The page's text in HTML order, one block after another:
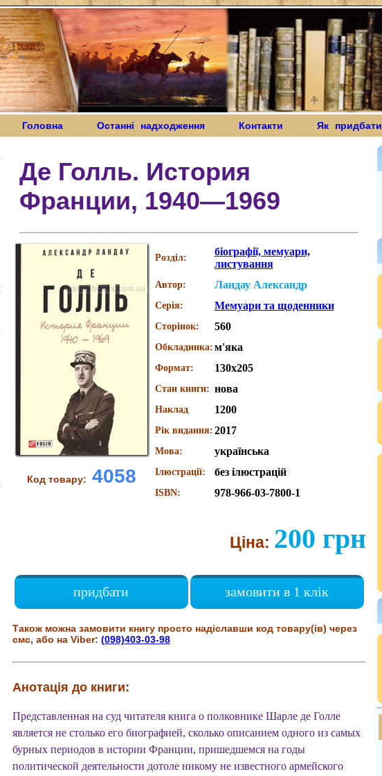
Головна Останні надходження Контакти Як придбати
Де Голль. История
Франции, 1940—1969
Код товару: 4058
Розділ:
біографії, мемуари,
листування
Автор: Ландау Александр
Серія: Мемуари та щоденники
Сторінок: 560
Обкладинка: м'яка
Формат: 130х205
Стан книги: нова
Наклад 1200
Рік видання: 2017
Мова: українська
Ілюстрації: без ілюстрацій
ISBN: 978-966-03-7800-1
Ціна: 200 грн
придбати замовити в 1 клік
Також можна замовити книгу просто надіславши код товару(ів) через
смс, або на Viber: (098)403-03-98
Анотація до книги:
Представленная на суд читателя книга о полковнике Шарле де Голле
является не столько его биографией, сколько описанием одного из самых
бурных периодов в истории Франции, пришедшемся на годы
политической деятельности дотоле никому не известного армейского